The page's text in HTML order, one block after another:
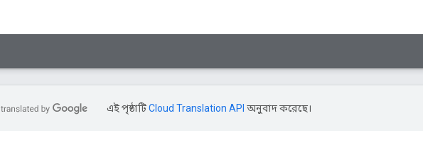
এই পৃষ্ঠাটিCloud Translation API অনুবাদ করেছে।